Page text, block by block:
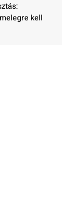
kell